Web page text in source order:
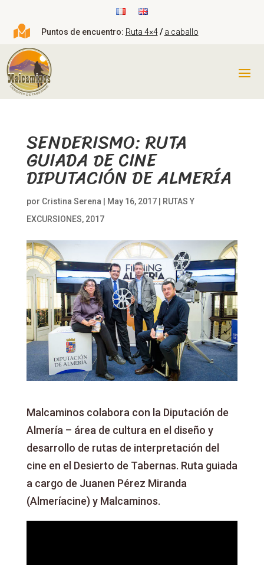
 Puntos de encuentro: Ruta 4×4/ a caballo
SENDERISMO: RUTA
GUIADA DE CINE
DIPUTACIÓN DE ALMERÍA
por Cristina Serena May 16, 2017|
RUTAS Y
EXCURSIONES, 2017
Malcaminos colabora con la Diputación de
Almería – área de cultura en el diseño y
desarrollo de rutas de interpretación del
cine en el Desierto de Tabernas. Ruta guiada
a cargo de Juanen Pérez Miranda
(Almeríacine) y Malcaminos.